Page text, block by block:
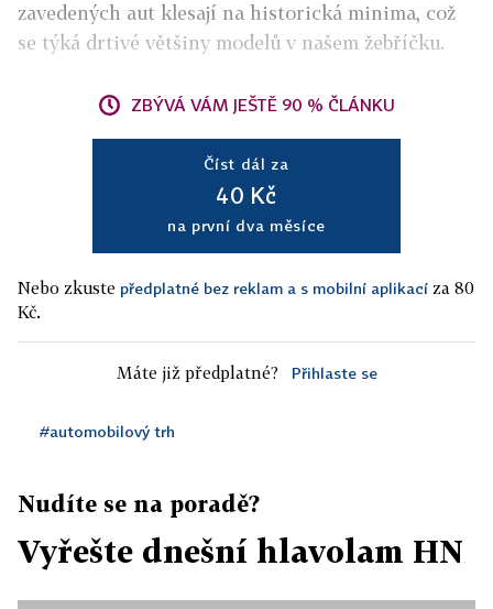
zavedených aut klesají na historická minima, což
se týká drtivé většiny modelů v našem žebříčku.
ZBÝVÁ VÁM JEŠTĚ 90 % ČLÁNKU
Číst dál za
40 Kč
na první dva měsíce
Nebo zkuste předplatné bez reklam a s mobilní aplikací za 80
Kč.
Máte již předplatné? Přihlaste se
#automobilový trh
Nudíte se na poradě?
Vyřešte dnešní hlavolam HN